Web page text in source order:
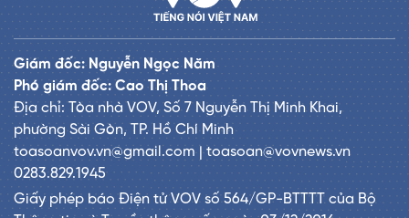
Giám đốc: Nguyễn Ngọc Năm
Phó giám đốc: Cao Thị Thoa
Địa chỉ: Tòa nhà VOV, Số 7 Nguyễn Thị Minh Khai,
phường Sài Gòn, TP. Hồ Chí Minh
toasoanvov.vn@gmail.com | toasoan@vovnews.vn
0283.829.1945
Giấy phép báo Điện tử VOV số 564/GP-BTTTT của Bộ